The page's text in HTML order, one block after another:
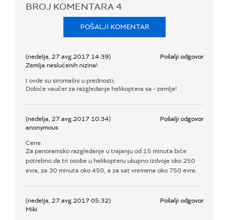
BROJ KOMENTARA4
POŠALJI KOMENTAR
(nedelja, 27.avg.2017 14:39)
Zemlja neslućenih nizina!
Pošalji odgovor
I ovde su siromašni u prednosti;
Dobiće vaučer za razgledanje helikoptera sa - zemlje!
(nedelja, 27.avg.2017 10:34)
anonymous
Pošalji odgovor
Cene
Za panoramsko razgledanje u trajanju od 15 minuta biće
potrebno da tri osobe u helikopteru ukupno izdvoje oko 250
evra, za 30 minuta oko 450, a za sat vremena oko 750 evra.
(nedelja, 27.avg.2017 05:32)
Miki
Pošalji odgovor